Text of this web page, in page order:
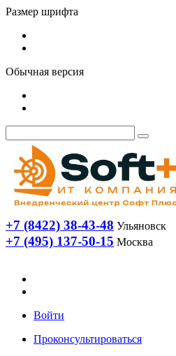
Размер шрифта
Обычная версия
+7 (8422) 38-43-48 Ульяновск
+7 (495) 137-50-15 Москва
Войти
Проконсультироваться